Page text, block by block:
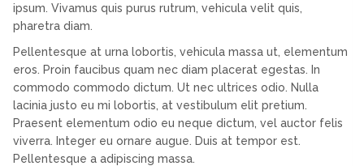
ipsum. Vivamus quis purus rutrum, vehicula velit quis,
pharetra diam.
Pellentesque at urna lobortis, vehicula massa ut, elementum
eros. Proin faucibus quam nec diam placerat egestas. In
commodo commodo dictum. Ut nec ultrices odio. Nulla
lacinia justo eu mi lobortis, at vestibulum elit pretium.
Praesent elementum odio eu neque dictum, vel auctor felis
viverra. Integer eu ornare augue. Duis at tempor est.
Pellentesque a adipiscing massa.